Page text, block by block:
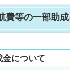
費等の一部助
について